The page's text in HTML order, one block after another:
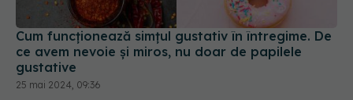
Cum funcționează simțul gustativ în întregime. De
ce avem nevoie și miros, nu doar de papilele
gustative
25 mai 2024, 09:36